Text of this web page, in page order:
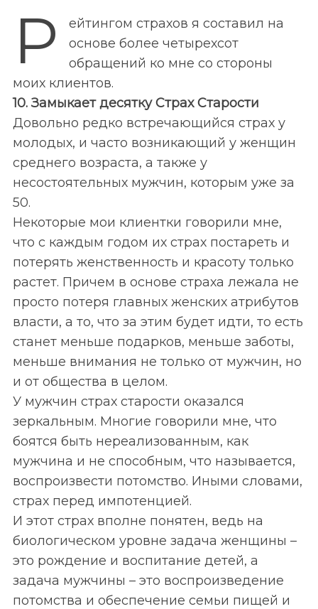
Р
ейтингом страхов я составил на
основе более четырехсот
обращений ко мне со стороны
моих клиентов.
10. Замыкает десятку Страх Старости
Довольно редко встречающийся страх у
молодых, и часто возникающий у женщин
среднего возраста, а также у
несостоятельных мужчин, которым уже за
50.
Некоторые мои клиентки говорили мне,
что с каждым годом их страх постареть и
потерять женственность и красоту только
растет. Причем в основе страха лежала не
просто потеря главных женских атрибутов
власти, а то, что за этим будет идти, то есть
станет меньше подарков, меньше заботы,
меньше внимания не только от мужчин, но
и от общества в целом.
У мужчин страх старости оказался
зеркальным. Многие говорили мне, что
боятся быть нереализованным, как
мужчина и не способным, что называется,
воспроизвести потомство. Иными словами,
страх перед импотенцией.
И этот страх вполне понятен, ведь на
биологическом уровне задача женщины –
это рождение и воспитание детей, а
задача мужчины – это воспроизведение
потомства и обеспечение семьи пищей и